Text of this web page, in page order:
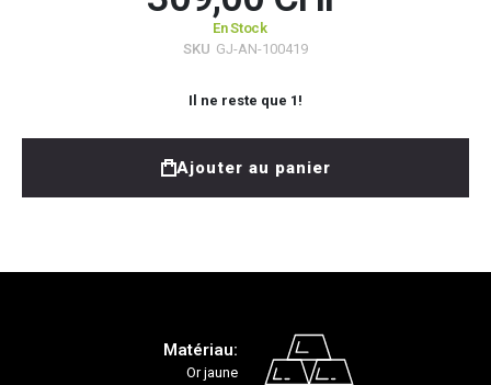
En Stock
SKU GJ-AN-100419
Il ne reste que 1 !
Ajouter au panier
Matériau:
Or jaune